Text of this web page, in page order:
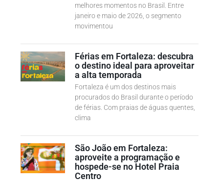
melhores momentos no Brasil. Entre
janeiro e maio de 2026, o segmento
movimentou
Férias em Fortaleza: descubra
o destino ideal para aproveitar
a alta temporada
Fortaleza é um dos destinos mais
procurados do Brasil durante o período
de férias. Com praias de águas quentes,
clima
São João em Fortaleza:
aproveite a programação e
hospede-se no Hotel Praia
Centro